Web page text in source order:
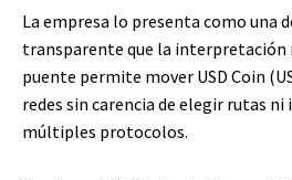
La empresa lo presenta como una
transparente que la interpretación
puente permite mover USD Coin
redes sin carencia de elegir rutas
múltiples protocolos.